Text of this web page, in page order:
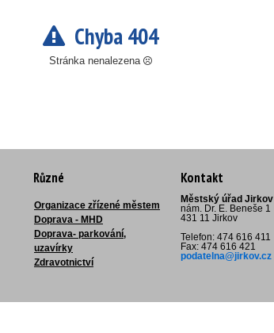
Chyba 404
Stránka nenalezena
Různé
Organizace zřízené městem
Doprava - MHD
Doprava- parkování,
uzavírky
Zdravotnictví
Kontakt
Městský úřad Jirkov
nám. Dr. E. Beneše 1
431 11 Jirkov
Telefon: 474 616 411
Fax: 474 616 421
podatelna@jirkov.cz